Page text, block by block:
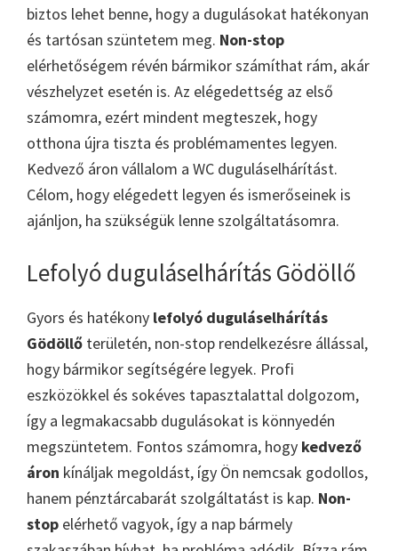
biztos lehet benne, hogy a dugulásokat hatékonyan
és tartósan szüntetem meg. Non-stop
elérhetőségem révén bármikor számíthat rám, akár
vészhelyzet esetén is. Az elégedettség az első
számomra, ezért mindent megteszek, hogy
otthona újra tiszta és problémamentes legyen.
Kedvező áron vállalom a WC duguláselhárítást.
Célom, hogy elégedett legyen és ismerőseinek is
ajánljon, ha szükségük lenne szolgáltatásomra.
Lefolyó duguláselhárítás Gödöllő
Gyors és hatékony lefolyó duguláselhárítás
Gödöllő területén, non-stop rendelkezésre állással,
hogy bármikor segítségére legyek. Profi
eszközökkel és sokéves tapasztalattal dolgozom,
így a legmakacsabb dugulásokat is könnyedén
megszüntetem. Fontos számomra, hogy kedvező
áron kínáljak megoldást, így Ön nemcsak godollos,
hanem pénztárcabarát szolgáltatást is kap. Non-
stop elérhető vagyok, így a nap bármely